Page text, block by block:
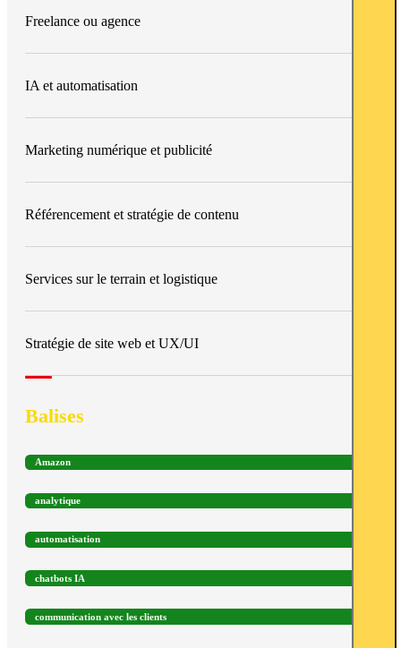
Freelance ou agence
IA et automatisation
Marketing numérique et publicité
Référencement et stratégie de contenu
Services sur le terrain et logistique
Stratégie de site web et UX/UI
Balises
Amazon
analytique
automatisation
chatbots IA
communication avec les clients